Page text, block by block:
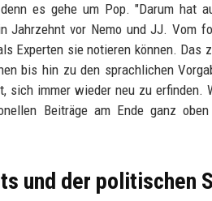
es gehe um Pop. "Darum hat
Jahrzehnt vor Nemo und JJ. Vom
Experten sie notieren können.
bis hin zu den sprachlichen
sich immer wieder neu zu erfinden.
Beiträge am Ende ganz
und der politischen